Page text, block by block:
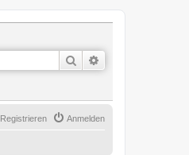
Suche
Anmelden
Registrieren